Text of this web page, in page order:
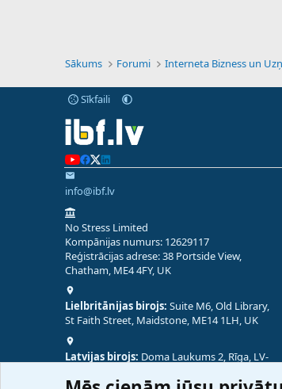
Sākums Forumi Interneta Bizness un
Sīkfaili
info@ibf.lv
No Stress Limited
Kompānijas numurs: 12629117
Reģistrācijas adrese: 38 Portside View,
Chatham, ME4 4FY, UK
Lielbritānijas birojs: Suite M6, Old Library,
St Faith Street, Maidstone, ME14 1LH, UK
Latvijas birojs: Doma Laukums 2, Rīga, LV-